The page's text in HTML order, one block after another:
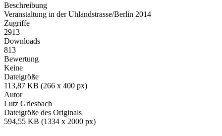
Beschreibung
Veranstaltung in der Uhlandstrasse/Berlin 2014
Zugriffe
2913
Downloads
813
Bewertung
Keine
Dateigröße
113,87 KB (266 x 400 px)
Autor
Lutz Griesbach
Dateigröße des Originals
594,55 KB (1334 x 2000 px)